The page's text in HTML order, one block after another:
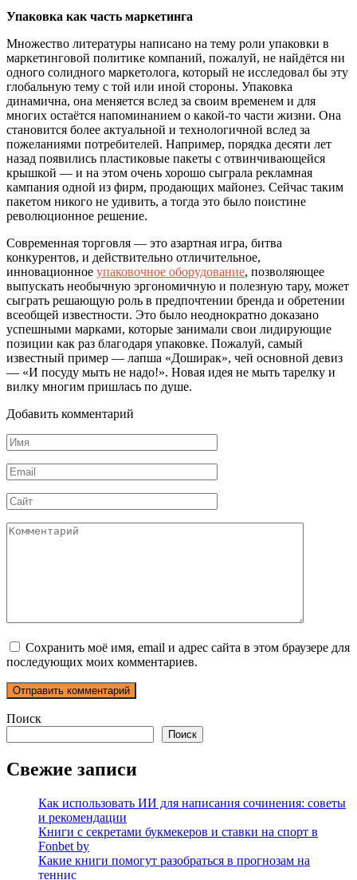
Упаковка как часть маркетинга
Множество литературы написано на тему роли упаковки в
маркетинговой политике компаний, пожалуй, не найдётся ни
одного солидного маркетолога, который не исследовал бы эту
глобальную тему с той или иной стороны. Упаковка
динамична, она меняется вслед за своим временем и для
многих остаётся напоминанием о какой-то части жизни. Она
становится более актуальной и технологичной вслед за
пожеланиями потребителей. Например, порядка десяти лет
назад появились пластиковые пакеты с отвинчивающейся
крышкой — и на этом очень хорошо сыграла рекламная
кампания одной из фирм, продающих майонез. Сейчас таким
пакетом никого не удивить, а тогда это было поистине
революционное решение.
Современная торговля — это азартная игра, битва
конкурентов, и действительно отличительное,
инновационное упаковочное оборудование, позволяющее
выпускать необычную эргономичную и полезную тару, может
сыграть решающую роль в предпочтении бренда и обретении
всеобщей известности. Это было неоднократно доказано
успешными марками, которые занимали свои лидирующие
позиции как раз благодаря упаковке. Пожалуй, самый
известный пример — лапша «Доширак», чей основной девиз
— «И посуду мыть не надо!». Новая идея не мыть тарелку и
вилку многим пришлась по душе.
Добавить комментарий
Имя
*
Email
*
Сайт
Комментарий
Сохранить моё имя, email и адрес сайта в этом браузере для
последующих моих комментариев.
Поиск
Поиск
Свежие записи
Как использовать ИИ для написания сочинения: советы
и рекомендации
Книги с секретами букмекеров и ставки на спорт в
Fonbet by
Какие книги помогут разобраться в прогнозам на
теннис